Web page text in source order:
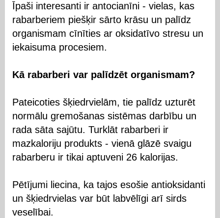
Īpaši interesanti ir antocianīni - vielas, kas
rabarberiem piešķir sārto krāsu un palīdz
organismam cīnīties ar oksidatīvo stresu un
iekaisuma procesiem.
Kā rabarberi var palīdzēt organismam?
Pateicoties šķiedrvielām, tie palīdz uzturēt
normālu gremošanas sistēmas darbību un
rada sāta sajūtu. Turklāt rabarberi ir
mazkaloriju produkts - vienā glāzē svaigu
rabarberu ir tikai aptuveni 26 kalorijas.
Pētījumi liecina, ka tajos esošie antioksidanti
un šķiedrvielas var būt labvēlīgi arī sirds
veselībai.